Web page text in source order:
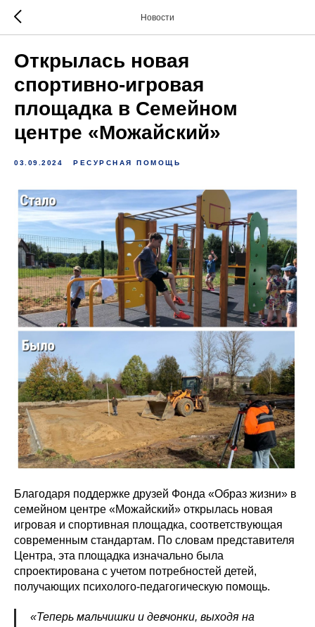
Новости
Открылась новая
спортивно-игровая
площадка в Семейном
центре «Можайский»
03.09.2024 РЕСУРСНАЯ ПОМОЩЬ
Благодаря поддержке друзей Фонда «Образ жизни» в
семейном центре «Можайский» открылась новая
игровая и спортивная площадка, соответствующая
современным стандартам. По словам представителя
Центра, эта площадка изначально была
спроектирована с учетом потребностей детей,
получающих психолого-педагогическую помощь.
«Теперь мальчишки и девчонки, выходя на